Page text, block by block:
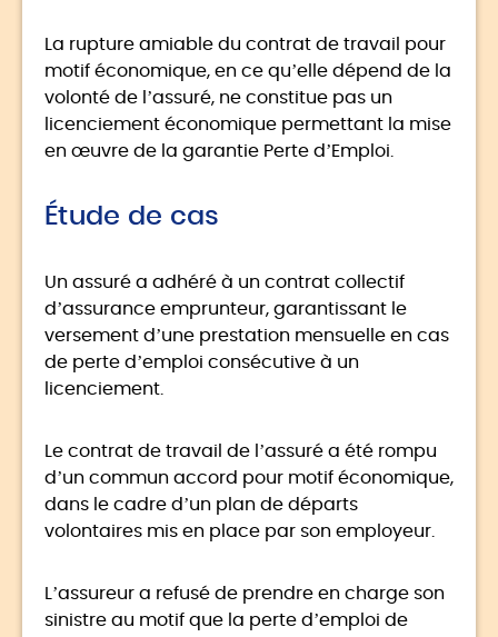
La rupture amiable du contrat de travail pour
motif économique, en ce qu’elle dépend de la
volonté de l’assuré, ne constitue pas un
licenciement économique permettant la mise
en œuvre de la garantie Perte d’Emploi.
Étude de cas
Un assuré a adhéré à un contrat collectif
d’assurance emprunteur, garantissant le
versement d’une prestation mensuelle en cas
de perte d’emploi consécutive à un
licenciement.
Le contrat de travail de l’assuré a été rompu
d’un commun accord pour motif économique,
dans le cadre d’un plan de départs
volontaires mis en place par son employeur.
L’assureur a refusé de prendre en charge son
sinistre au motif que la perte d’emploi de